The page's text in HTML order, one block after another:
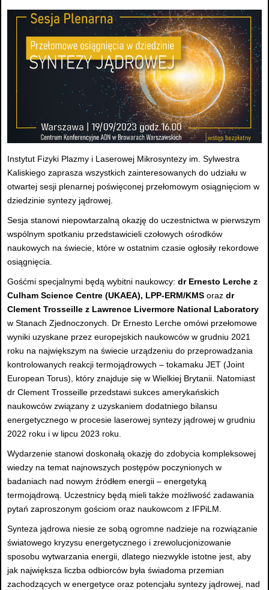
Instytut Fizyki Plazmy i Laserowej Mikrosyntezy im. Sylwestra
Kaliskiego zaprasza wszystkich zainteresowanych do udziału w
otwartej sesji plenarnej poświęconej przełomowym osiągnięciom w
dziedzinie syntezy jądrowej.
Sesja stanowi niepowtarzalną okazję do uczestnictwa w pierwszym
wspólnym spotkaniu przedstawicieli czołowych ośrodków
naukowych na świecie, które w ostatnim czasie ogłosiły rekordowe
osiągnięcia.
Gośćmi specjalnymi będą wybitni naukowcy: dr Ernesto Lerche z
Culham Science Centre (UKAEA), LPP-ERM/KMS oraz dr
Clement Trosseille z Lawrence Livermore National Laboratory
w Stanach Zjednoczonych. Dr Ernesto Lerche omówi przełomowe
wyniki uzyskane przez europejskich naukowców w grudniu 2021
roku na największym na świecie urządzeniu do przeprowadzania
kontrolowanych reakcji termojądrowych – tokamaku JET (Joint
European Torus), który znajduje się w Wielkiej Brytanii. Natomiast
dr Clement Trosseille przedstawi sukces amerykańskich
naukowców związany z uzyskaniem dodatniego bilansu
energetycznego w procesie laserowej syntezy jądrowej w grudniu
2022 roku i w lipcu 2023 roku.
Wydarzenie stanowi doskonałą okazję do zdobycia kompleksowej
wiedzy na temat najnowszych postępów poczynionych w
badaniach nad nowym źródłem energii – energetyką
termojądrową. Uczestnicy będą mieli także możliwość zadawania
pytań zaproszonym gościom oraz naukowcom z IFPiLM.
Synteza jądrowa niesie ze sobą ogromne nadzieje na rozwiązanie
światowego kryzysu energetycznego i zrewolucjonizowanie
sposobu wytwarzania energii, dlatego niezwykle istotne jest, aby
jak największa liczba odbiorców była świadoma przemian
zachodzących w energetyce oraz potencjału syntezy jądrowej, nad